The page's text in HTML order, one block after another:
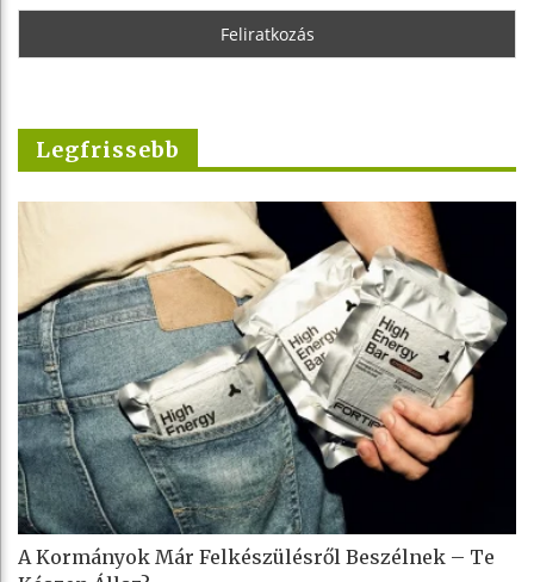
Legfrissebb
A Kormányok Már Felkészülésről Beszélnek – Te